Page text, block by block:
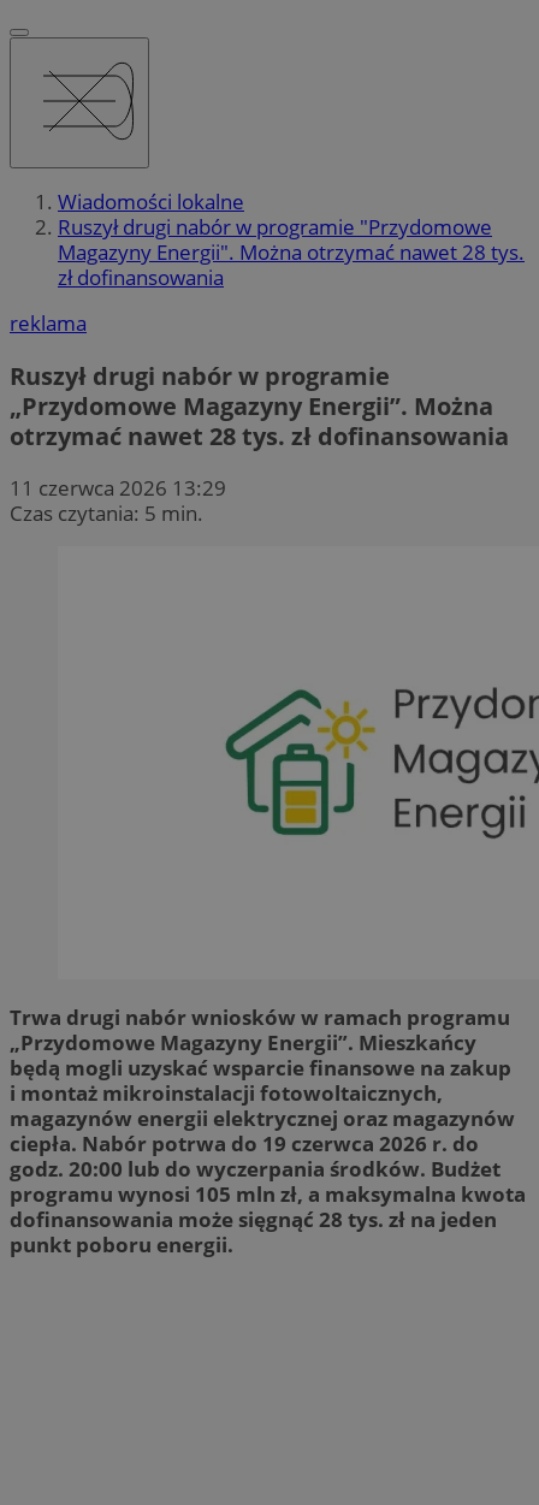
Wiadomości lokalne
Ruszył drugi nabór w programie "Przydomowe
Magazyny Energii". Można otrzymać nawet 28 tys.
zł dofinansowania
reklama
Ruszył drugi nabór w programie
„Przydomowe Magazyny Energii”. Można
otrzymać nawet 28 tys. zł dofinansowania
11 czerwca 2026 13:29
Czas czytania: 5 min.
Trwa drugi nabór wniosków w ramach programu
„Przydomowe Magazyny Energii”. Mieszkańcy
będą mogli uzyskać wsparcie finansowe na zakup
i montaż mikroinstalacji fotowoltaicznych,
magazynów energii elektrycznej oraz magazynów
ciepła. Nabór potrwa do 19 czerwca 2026 r. do
godz. 20:00 lub do wyczerpania środków. Budżet
programu wynosi 105 mln zł, a maksymalna kwota
dofinansowania może sięgnąć 28 tys. zł na jeden
punkt poboru energii.